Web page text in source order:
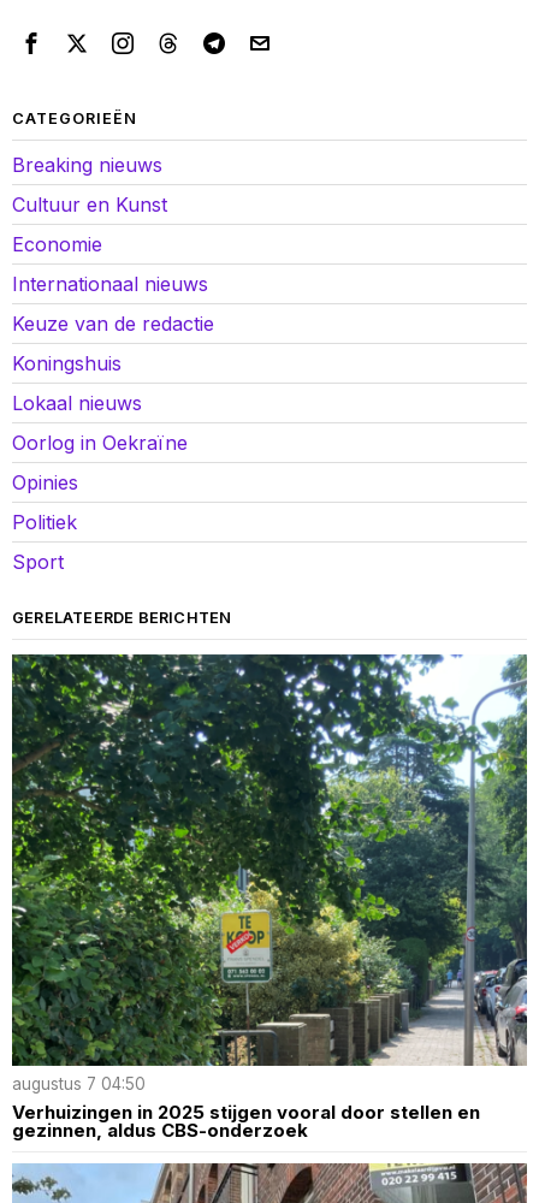
CATEGORIEËN
Breaking nieuws
Cultuur en Kunst
Economie
Internationaal nieuws
Keuze van de redactie
Koningshuis
Lokaal nieuws
Oorlog in Oekraïne
Opinies
Politiek
Sport
GERELATEERDE BERICHTEN
augustus 7 04:50
Verhuizingen in 2025 stijgen vooral door stellen en
gezinnen, aldus CBS-onderzoek